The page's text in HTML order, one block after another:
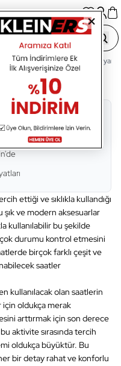
Yaparken Tercih Edilebilecek
Saatler
Özellikleri
ettiği ve sıklıkla kullandığı
şık ve modern aksesuarlar
kullanılabilir bu şekilde
durumu kontrol etmesini
birçok farklı çeşit ve
saatler
kullanılacak olan saatlerin
için oldukça merak
arttırmak için son derece
aktivite sırasında tercih
oldukça büyüktür. Bu
bir detay rahat ve konforlu